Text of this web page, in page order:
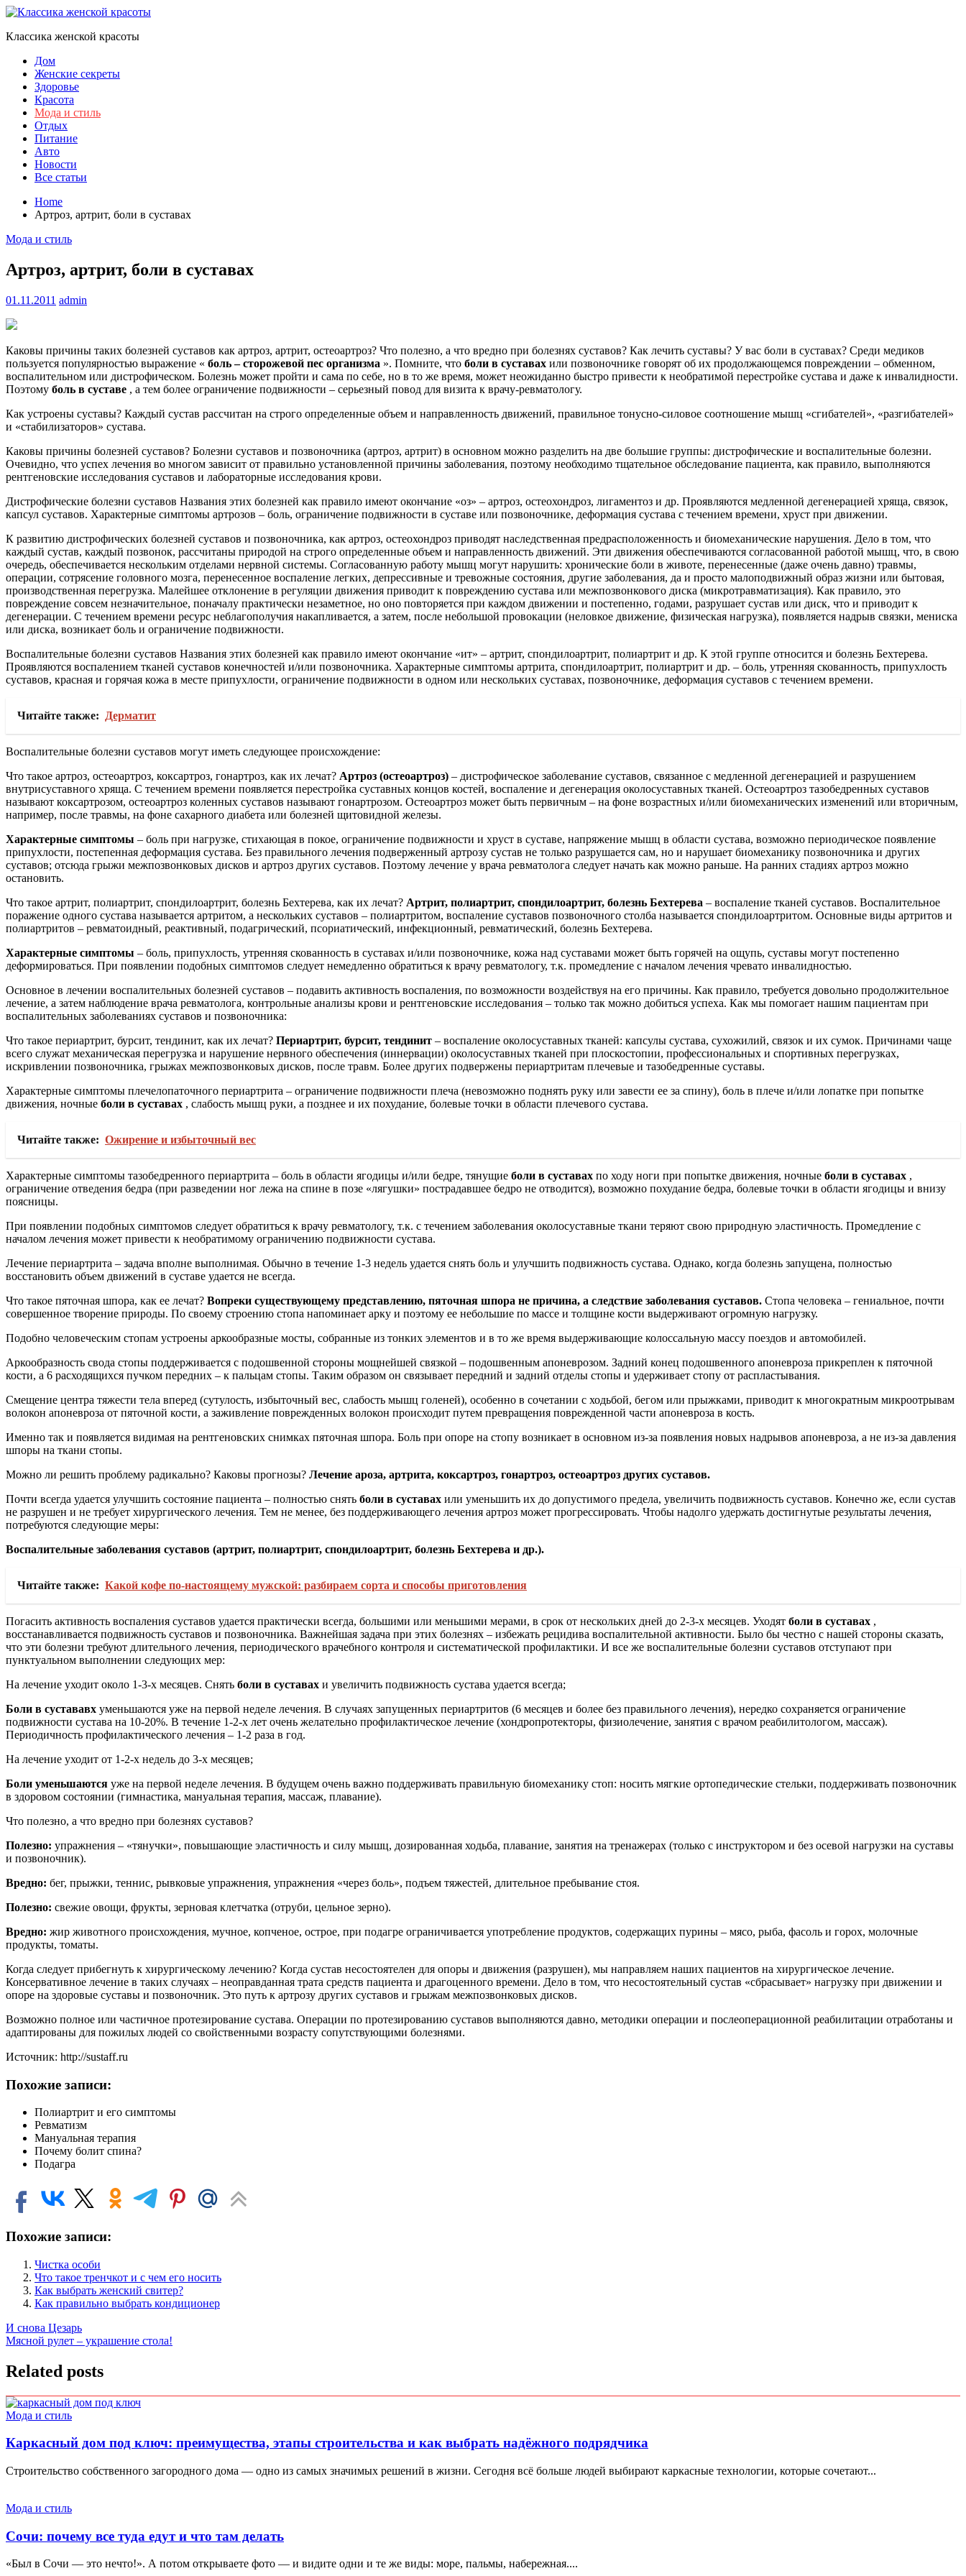
Skip
content
Классика женской красоты
Дом
Женские секреты
Здоровье
Красота
Мода и стиль
Отдых
Питание
Авто
Новости
Все статьи
Home
Артроз, артрит, боли в суставах
Мода и стиль
Артроз, артрит, боли в суставах
01.11.2011 admin
Каковы причины таких болезней суставов как артроз, артрит, остеоартроз? Что полезно, а что вредно при болезнях суставов? Как лечить суставы? У вас боли в суставах? Среди медиков
пользуется популярностью выражение « боль – сторожевой пес организма ». Помните, что боли в суставах или позвоночнике говорят об их продолжающемся повреждении – обменном,
воспалительном или дистрофическом. Болезнь может пройти и сама по себе, но в то же время, может неожиданно быстро привести к необратимой перестройке сустава и даже к инвалидности.
Поэтому боль в суставе , а тем более ограничение подвижности – серьезный повод для визита к врачу-ревматологу.
Как устроены суставы? Каждый сустав рассчитан на строго определенные объем и направленность движений, правильное тонусно-силовое соотношение мышц «сгибателей», «разгибателей»
и «стабилизаторов» сустава.
Каковы причины болезней суставов? Болезни суставов и позвоночника (артроз, артрит) в основном можно разделить на две большие группы: дистрофические и воспалительные болезни.
Очевидно, что успех лечения во многом зависит от правильно установленной причины заболевания, поэтому необходимо тщательное обследование пациента, как правило, выполняются
рентгеновские исследования суставов и лабораторные исследования крови.
Дистрофические болезни суставов Названия этих болезней как правило имеют окончание «оз» – артроз, остеохондроз, лигаментоз и др. Проявляются медленной дегенерацией хряща, связок,
капсул суставов. Характерные симптомы артрозов – боль, ограничение подвижности в суставе или позвоночнике, деформация сустава с течением времени, хруст при движении.
К развитию дистрофических болезней суставов и позвоночника, как артроз, остеохондроз приводят наследственная предрасположенность и биомеханические нарушения. Дело в том, что
каждый сустав, каждый позвонок, рассчитаны природой на строго определенные объем и направленность движений. Эти движения обеспечиваются согласованной работой мышц, что, в свою
очередь, обеспечивается нескольким отделами нервной системы. Согласованную работу мышц могут нарушить: хронические боли в животе, перенесенные (даже очень давно) травмы,
операции, сотрясение головного мозга, перенесенное воспаление легких, депрессивные и тревожные состояния, другие заболевания, да и просто малоподвижный образ жизни или бытовая,
производственная перегрузка. Малейшее отклонение в регуляции движения приводит к повреждению сустава или межпозвонкового диска (микротравматизация). Как правило, это
повреждение совсем незначительное, поначалу практически незаметное, но оно повторяется при каждом движении и постепенно, годами, разрушает сустав или диск, что и приводит к
дегенерации. С течением времени ресурс неблагополучия накапливается, а затем, после небольшой провокации (неловкое движение, физическая нагрузка), появляется надрыв связки, мениска
или диска, возникает боль и ограничение подвижности.
Воспалительные болезни суставов Названия этих болезней как правило имеют окончание «ит» – артрит, спондилоартрит, полиартрит и др. К этой группе относится и болезнь Бехтерева.
Проявляются воспалением тканей суставов конечностей и/или позвоночника. Характерные симптомы артрита, спондилоартрит, полиартрит и др. – боль, утренняя скованность, припухлость
суставов, красная и горячая кожа в месте припухлости, ограничение подвижности в одном или нескольких суставах, позвоночнике, деформация суставов с течением времени.
Читайте также: Дерматит
Воспалительные болезни суставов могут иметь следующее происхождение:
Что такое артроз, остеоартроз, коксартроз, гонартроз, как их лечат? Артроз (остеоартроз) – дистрофическое заболевание суставов, связанное с медленной дегенерацией и разрушением
внутрисуставного хряща. С течением времени появляется перестройка суставных концов костей, воспаление и дегенерация околосуставных тканей. Остеоартроз тазобедренных суставов
называют коксартрозом, остеоартроз коленных суставов называют гонартрозом. Остеоартроз может быть первичным – на фоне возрастных и/или биомеханических изменений или вторичным,
например, после травмы, на фоне сахарного диабета или болезней щитовидной железы.
Характерные симптомы – боль при нагрузке, стихающая в покое, ограничение подвижности и хруст в суставе, напряжение мышц в области сустава, возможно периодическое появление
припухлости, постепенная деформация сустава. Без правильного лечения подверженный артрозу сустав не только разрушается сам, но и нарушает биомеханику позвоночника и других
суставов; отсюда грыжи межпозвонковых дисков и артроз других суставов. Поэтому лечение у врача ревматолога следует начать как можно раньше. На ранних стадиях артроз можно
остановить.
Что такое артрит, полиартрит, спондилоартрит, болезнь Бехтерева, как их лечат? Артрит, полиартрит, спондилоартрит, болезнь Бехтерева – воспаление тканей суставов. Воспалительное
поражение одного сустава называется артритом, а нескольких суставов – полиартритом, воспаление суставов позвоночного столба называется спондилоартритом. Основные виды артритов и
полиартритов – ревматоидный, реактивный, подагрический, псориатический, инфекционный, ревматический, болезнь Бехтерева.
Характерные симптомы – боль, припухлость, утренняя скованность в суставах и/или позвоночнике, кожа над суставами может быть горячей на ощупь, суставы могут постепенно
деформироваться. При появлении подобных симптомов следует немедленно обратиться к врачу ревматологу, т.к. промедление с началом лечения чревато инвалидностью.
Основное в лечении воспалительных болезней суставов – подавить активность воспаления, по возможности воздействуя на его причины. Как правило, требуется довольно продолжительное
лечение, а затем наблюдение врача ревматолога, контрольные анализы крови и рентгеновские исследования – только так можно добиться успеха. Как мы помогает нашим пациентам при
воспалительных заболеваниях суставов и позвоночника:
Что такое периартрит, бурсит, тендинит, как их лечат? Периартрит, бурсит, тендинит – воспаление околосуставных тканей: капсулы сустава, сухожилий, связок и их сумок. Причинами чаще
всего служат механическая перегрузка и нарушение нервного обеспечения (иннервации) околосуставных тканей при плоскостопии, профессиональных и спортивных перегрузках,
искривлении позвоночника, грыжах межпозвонковых дисков, после травм. Более других подвержены периартритам плечевые и тазобедренные суставы.
Характерные симптомы плечелопаточного периартрита – ограничение подвижности плеча (невозможно поднять руку или завести ее за спину), боль в плече и/или лопатке при попытке
движения, ночные боли в суставах , слабость мышц руки, а позднее и их похудание, болевые точки в области плечевого сустава.
Читайте также: Ожирение и избыточный вес
Характерные симптомы тазобедренного периартрита – боль в области ягодицы и/или бедре, тянущие боли в суставах по ходу ноги при попытке движения, ночные боли в суставах ,
ограничение отведения бедра (при разведении ног лежа на спине в позе «лягушки» пострадавшее бедро не отводится), возможно похудание бедра, болевые точки в области ягодицы и внизу
поясницы.
При появлении подобных симптомов следует обратиться к врачу ревматологу, т.к. с течением заболевания околосуставные ткани теряют свою природную эластичность. Промедление с
началом лечения может привести к необратимому ограничению подвижности сустава.
Лечение периартрита – задача вполне выполнимая. Обычно в течение 1-3 недель удается снять боль и улучшить подвижность сустава. Однако, когда болезнь запущена, полностью
восстановить объем движений в суставе удается не всегда.
Что такое пяточная шпора, как ее лечат? Вопреки существующему представлению, пяточная шпора не причина, а следствие заболевания суставов. Стопа человека – гениальное, почти
совершенное творение природы. По своему строению стопа напоминает арку и поэтому ее небольшие по массе и толщине кости выдерживают огромную нагрузку.
Подобно человеческим стопам устроены аркообразные мосты, собранные из тонких элементов и в то же время выдерживающие колоссальную массу поездов и автомобилей.
Аркообразность свода стопы поддерживается с подошвенной стороны мощнейшей связкой – подошвенным апоневрозом. Задний конец подошвенного апоневроза прикреплен к пяточной
кости, а 6 расходящихся пучком передних – к пальцам стопы. Таким образом он связывает передний и задний отделы стопы и удерживает стопу от распластывания.
Смещение центра тяжести тела вперед (сутулость, избыточный вес, слабость мышц голеней), особенно в сочетании с ходьбой, бегом или прыжками, приводит к многократным микроотрывам
волокон апоневроза от пяточной кости, а заживление поврежденных волокон происходит путем превращения поврежденной части апоневроза в кость.
Именно так и появляется видимая на рентгеновских снимках пяточная шпора. Боль при опоре на стопу возникает в основном из-за появления новых надрывов апоневроза, а не из-за давления
шпоры на ткани стопы.
Можно ли решить проблему радикально? Каковы прогнозы? Лечение ароза, артрита, коксартроз, гонартроз, остеоартроз других суставов.
Почти всегда удается улучшить состояние пациента – полностью снять боли в суставах или уменьшить их до допустимого предела, увеличить подвижность суставов. Конечно же, если сустав
не разрушен и не требует хирургического лечения. Тем не менее, без поддерживающего лечения артроз может прогрессировать. Чтобы надолго удержать достигнутые результаты лечения,
потребуются следующие меры:
Воспалительные заболевания суставов (артрит, полиартрит, спондилоартрит, болезнь Бехтерева и др.).
Читайте также: Какой кофе по‑настоящему мужской: разбираем сорта и способы приготовления
Погасить активность воспаления суставов удается практически всегда, большими или меньшими мерами, в срок от нескольких дней до 2-3-х месяцев. Уходят боли в суставах ,
восстанавливается подвижность суставов и позвоночника. Важнейшая задача при этих болезнях – избежать рецидива воспалительной активности. Было бы честно с нашей стороны сказать,
что эти болезни требуют длительного лечения, периодического врачебного контроля и систематической профилактики. И все же воспалительные болезни суставов отступают при
пунктуальном выполнении следующих мер:
На лечение уходит около 1-3-х месяцев. Снять боли в суставах и увеличить подвижность сустава удается всегда;
Боли в сустававх уменьшаются уже на первой неделе лечения. В случаях запущенных периартритов (6 месяцев и более без правильного лечения), нередко сохраняется ограничение
подвижности сустава на 10-20%. В течение 1-2-х лет очень желательно профилактическое лечение (хондропротекторы, физиолечение, занятия с врачом реабилитологом, массаж).
Периодичность профилактического лечения – 1-2 раза в год.
На лечение уходит от 1-2-х недель до 3-х месяцев;
Боли уменьшаются уже на первой неделе лечения. В будущем очень важно поддерживать правильную биомеханику стоп: носить мягкие ортопедические стельки, поддерживать позвоночник
в здоровом состоянии (гимнастика, мануальная терапия, массаж, плавание).
Что полезно, а что вредно при болезнях суставов?
Полезно: упражнения – «тянучки», повышающие эластичность и силу мышц, дозированная ходьба, плавание, занятия на тренажерах (только с инструктором и без осевой нагрузки на суставы
и позвоночник).
Вредно: бег, прыжки, теннис, рывковые упражнения, упражнения «через боль», подъем тяжестей, длительное пребывание стоя.
Полезно: свежие овощи, фрукты, зерновая клетчатка (отруби, цельное зерно).
Вредно: жир животного происхождения, мучное, копченое, острое, при подагре ограничивается употребление продуктов, содержащих пурины – мясо, рыба, фасоль и горох, молочные
продукты, томаты.
Когда следует прибегнуть к хирургическому лечению? Когда сустав несостоятелен для опоры и движения (разрушен), мы направляем наших пациентов на хирургическое лечение.
Консервативное лечение в таких случаях – неоправданная трата средств пациента и драгоценного времени. Дело в том, что несостоятельный сустав «сбрасывает» нагрузку при движении и
опоре на здоровые суставы и позвоночник. Это путь к артрозу других суставов и грыжам межпозвонковых дисков.
Возможно полное или частичное протезирование сустава. Операции по протезированию суставов выполняются давно, методики операции и послеоперационной реабилитации отработаны и
адаптированы для пожилых людей со свойственными возрасту сопутствующими болезнями.
Источник: http://sustaff.ru
Похожие записи:
Полиартрит и его симптомы
Ревматизм
Мануальная терапия
Почему болит спина?
Подагра
Похожие записи:
Чистка особи
Что такое тренчкот и с чем его носить
Как выбрать женский свитер?
Как правильно выбрать кондиционер
Навигация
по
записям
И снова Цезарь
Мясной рулет – украшение стола!
Related posts
Мода и стиль
Каркасный дом под ключ: преимущества, этапы строительства и как выбрать надёжного подрядчика
Строительство собственного загородного дома — одно из самых значимых решений в жизни. Сегодня всё больше людей выбирают каркасные технологии, которые сочетают...
Мода и стиль
Сочи: почему все туда едут и что там делать
«Был в Сочи — это нечто!». А потом открываете фото — и видите одни и те же виды: море, пальмы, набережная....